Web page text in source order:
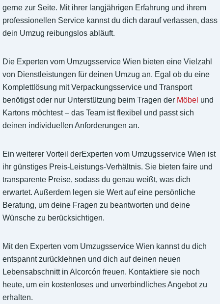
gerne zur Seite. Mit ihrer langjährigen Erfahrung und ihrem
professionellen Service kannst du dich darauf verlassen, dass
dein Umzug reibungslos abläuft.
Die Experten vom Umzugsservice Wien bieten eine Vielzahl
von Dienstleistungen für deinen Umzug an. Egal ob du eine
Komplettlösung mit Verpackungsservice und Transport
benötigst oder nur Unterstützung beim Tragen der Möbel und
Kartons möchtest – das Team ist flexibel und passt sich
deinen individuellen Anforderungen an.
Ein weiterer Vorteil derExperten vom Umzugsservice Wien ist
ihr günstiges Preis-Leistungs-Verhältnis. Sie bieten faire und
transparente Preise, sodass du genau weißt, was dich
erwartet. Außerdem legen sie Wert auf eine persönliche
Beratung, um deine Fragen zu beantworten und deine
Wünsche zu berücksichtigen.
Mit den Experten vom Umzugsservice Wien kannst du dich
entspannt zurücklehnen und dich auf deinen neuen
Lebensabschnitt in Alcorcón freuen. Kontaktiere sie noch
heute, um ein kostenloses und unverbindliches Angebot zu
erhalten.